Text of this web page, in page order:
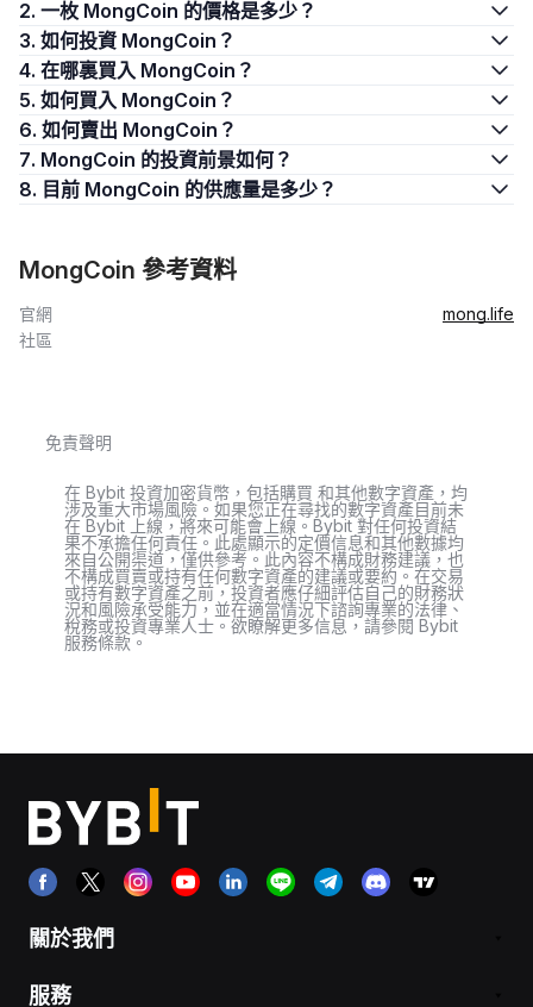
2. 一枚 MongCoin 的價格是多少？
3. 如何投資 MongCoin？
4. 在哪裏買入 MongCoin？
5. 如何買入 MongCoin？
6. 如何賣出 MongCoin？
7. MongCoin 的投資前景如何？
8. 目前 MongCoin 的供應量是多少？
MongCoin 參考資料
官網
mong.life
社區
免責聲明
在 Bybit 投資加密貨幣，包括購買 和其他數字資產，均
涉及重大市場風險。如果您正在尋找的數字資產目前未
在 Bybit 上線，將來可能會上線。Bybit 對任何投資結
果不承擔任何責任。此處顯示的定價信息和其他數據均
來自公開渠道，僅供參考。此內容不構成財務建議，也
不構成買賣或持有任何數字資產的建議或要約。在交易
或持有數字資產之前，投資者應仔細評估自己的財務狀
況和風險承受能力，並在適當情況下諮詢專業的法律、
稅務或投資專業人士。欲瞭解更多信息，請參閱 Bybit
服務條款。
關於我們
服務